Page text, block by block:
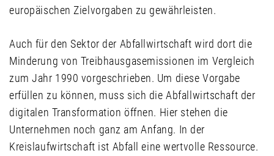
europäischen Zielvorgaben zu gewährleisten.
Auch für den Sektor der Abfallwirtschaft wird dort die
Minderung von Treibhausgasemissionen im Vergleich
zum Jahr 1990 vorgeschrieben. Um diese Vorgabe
erfüllen zu können, muss sich die Abfallwirtschaft der
digitalen Transformation öffnen. Hier stehen die
Unternehmen noch ganz am Anfang. In der
Kreislaufwirtschaft ist Abfall eine wertvolle Ressource.